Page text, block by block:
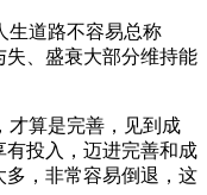
生道路不容易总称
、盛衰大部分维持能
才算是完善，见到成
投入，迈进完善和成
，非常容易倒退，这